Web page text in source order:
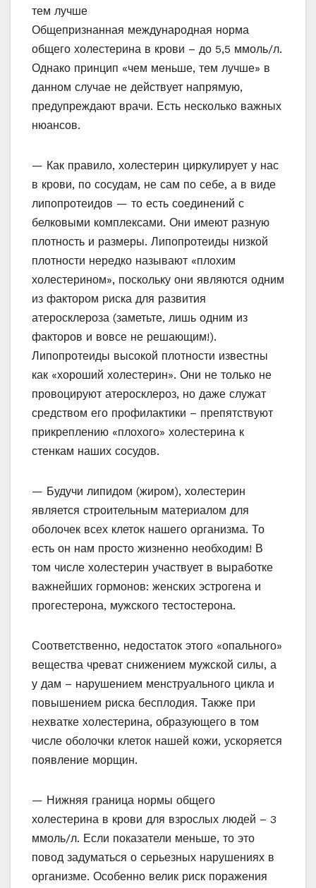
тем лучше
Общепризнанная международная норма
общего холестерина в крови – до 5,5 ммоль/л.
Однако принцип «чем меньше, тем лучше» в
данном случае не действует напрямую,
предупреждают врачи. Есть несколько важных
нюансов.
— Как правило, холестерин циркулирует у нас
в крови, по сосудам, не сам по себе, а в виде
липопротеидов — то есть соединений с
белковыми комплексами. Они имеют разную
плотность и размеры. Липопротеиды низкой
плотности нередко называют «плохим
холестерином», поскольку они являются одним
из фактором риска для развития
атеросклероза (заметьте, лишь одним из
факторов и вовсе не решающим!).
Липопротеиды высокой плотности известны
как «хороший холестерин». Они не только не
провоцируют атеросклероз, но даже служат
средством его профилактики – препятствуют
прикреплению «плохого» холестерина к
стенкам наших сосудов.
— Будучи липидом (жиром), холестерин
является строительным материалом для
оболочек всех клеток нашего организма. То
есть он нам просто жизненно необходим! В
том числе холестерин участвует в выработке
важнейших гормонов: женских эстрогена и
прогестерона, мужского тестостерона.
Соответственно, недостаток этого «опального»
вещества чреват снижением мужской силы, а
у дам – нарушением менструального цикла и
повышением риска бесплодия. Также при
нехватке холестерина, образующего в том
числе оболочки клеток нашей кожи, ускоряется
появление морщин.
— Нижняя граница нормы общего
холестерина в крови для взрослых людей – 3
ммоль/л. Если показатели меньше, то это
повод задуматься о серьезных нарушениях в
организме. Особенно велик риск поражения